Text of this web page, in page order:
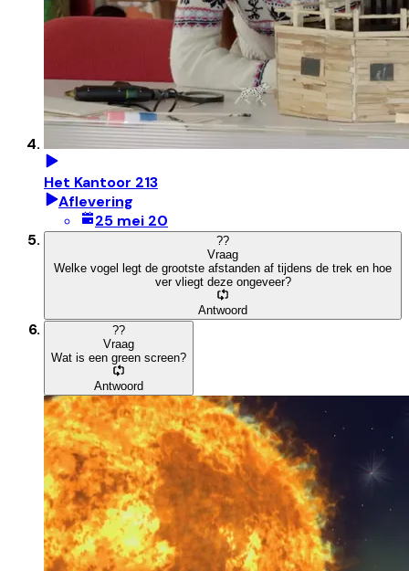
Het Kantoor 213
Aflevering
25 mei 20
??
Vraag
Welke vogel legt de grootste afstanden af tijdens de trek en hoe
ver vliegt deze ongeveer?
Antwoord
??
Vraag
Wat is een green screen?
Antwoord